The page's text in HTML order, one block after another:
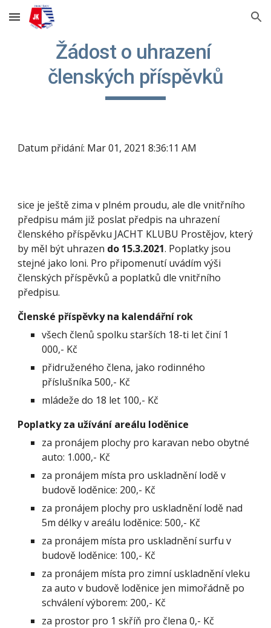
Skip to main content Skip to navigation
Žádost o uhrazení
členských příspěvků
Datum přidání: Mar 01, 2021 8:36:11 AM
sice je ještě zima v plném proudu, ale dle vnitřního
předpisu mám již poslat předpis na uhrazení
členského příspěvku JACHT KLUBU Prostějov, který
by měl být uhrazen do 15.3.2021. Poplatky jsou
stejné jako loni. Pro připomenutí uvádím výši
členských příspěvků a poplatků dle vnitřního
předpisu.
Členské příspěvky na kalendářní rok
všech členů spolku starších 18-ti let činí 1
000,- Kč
přidruženého člena, jako rodinného
příslušníka 500,- Kč
mládeže do 18 let 100,- Kč
Poplatky za užívání areálu loděnice
za pronájem plochy pro karavan nebo obytné
auto: 1.000,- Kč
za pronájem místa pro uskladnění lodě v
budově loděnice: 200,- Kč
za pronájem plochy pro uskladnění lodě nad
5m délky v areálu loděnice: 500,- Kč
za pronájem místa pro uskladnění surfu v
budově loděnice: 100,- Kč
za pronájem místa pro zimní uskladnění vleku
za auto v budově loděnice jen mimořádně po
schválení výborem: 200,- Kč
za prostor pro 1 skříň pro člena 0,- Kč